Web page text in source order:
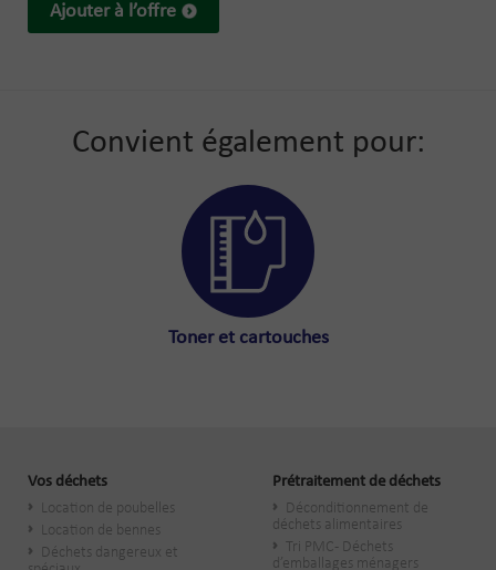
Ajouter à l’offre
Convient également pour:
Toner et cartouches
Vos déchets
Location de poubelles
Location de bennes
Déchets dangereux et
Prétraitement de déchets
Déconditionnement de
déchets alimentaires
Tri PMC - Déchets
d’emballages ménagers